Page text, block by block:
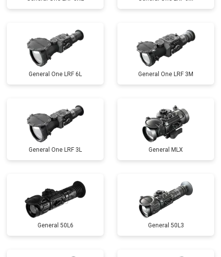
General One LRF 6L General One LRF 3M
General One LRF 3L General MLX
General 50L6 General 50L3